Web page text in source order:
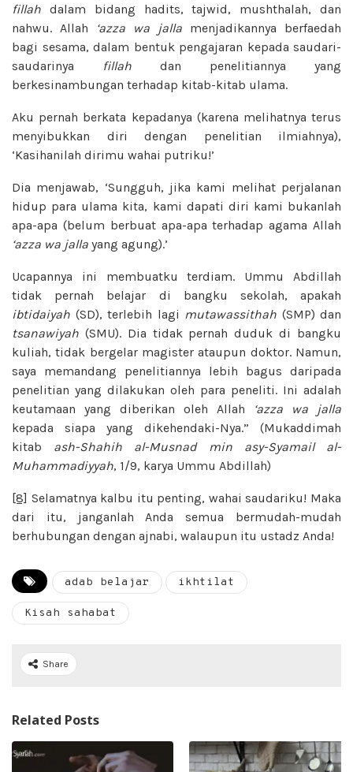
fillah dalam bidang hadits, tajwid, mushthalah, dan
nahwu. Allah
‘azza wa jalla menjadikannya berfaedah
bagi sesama, dalam bentuk pengajaran kepada saudari-
saudarinya
fillah dan penelitiannya yang
berkesinambungan terhadap kitab-kitab ulama.
Aku pernah berkata kepadanya (karena melihatnya terus
menyibukkan diri dengan penelitian ilmiahnya),
‘Kasihanilah dirimu wahai putriku!’
Dia menjawab, ‘Sungguh, jika kami melihat perjalanan
hidup para ulama kita, kami dapati diri kami bukanlah
apa-apa (belum berbuat apa-apa terhadap agama Allah
‘azza wa jalla yang agung).’
Ucapannya ini membuatku terdiam. Ummu Abdillah
tidak pernah belajar di bangku sekolah, apakah
ibtidaiyah (SD), terlebih lagi mutawassithah (SMP) dan
tsanawiyah (SMU). Dia tidak pernah duduk di bangku
kuliah, tidak bergelar magister ataupun doktor. Namun,
saya memandang penelitiannya lebih bagus daripada
penelitian yang dilakukan oleh para peneliti. Ini adalah
keutamaan yang diberikan oleh Allah
‘azza wa jalla
kepada siapa yang dikehendaki-Nya.” (Mukaddimah
kitab ash-Shahih al-Musnad min asy-Syamail al-
Muhammadiyyah, 1/9, karya Ummu Abdillah)
[8] Selamatnya kalbu itu penting, wahai saudariku! Maka
dari itu, janganlah Anda semua bermudah-mudah
berhubungan dengan ajnabi, walaupun itu ustadz Anda!
adab belajar ikhtilat
Kisah sahabat
Share
Related Posts